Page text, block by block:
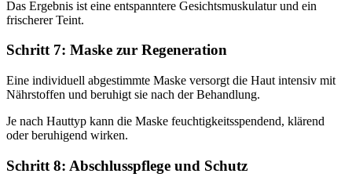
Das Ergebnis ist eine entspanntere Gesichtsmuskulatur und ein
frischerer Teint.
Schritt 7: Maske zur Regeneration
Eine individuell abgestimmte Maske versorgt die Haut intensiv mit
Nährstoffen und beruhigt sie nach der Behandlung.
Je nach Hauttyp kann die Maske feuchtigkeitsspendend, klärend
oder beruhigend wirken.
Schritt 8: Abschlusspflege und Schutz